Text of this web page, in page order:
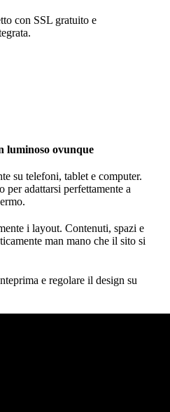
con SSL gratuito e
luminoso ovunque
su telefoni, tablet e computer.
adattarsi perfettamente a
i layout. Contenuti, spazi e
man mano che il sito si
e regolare il design su